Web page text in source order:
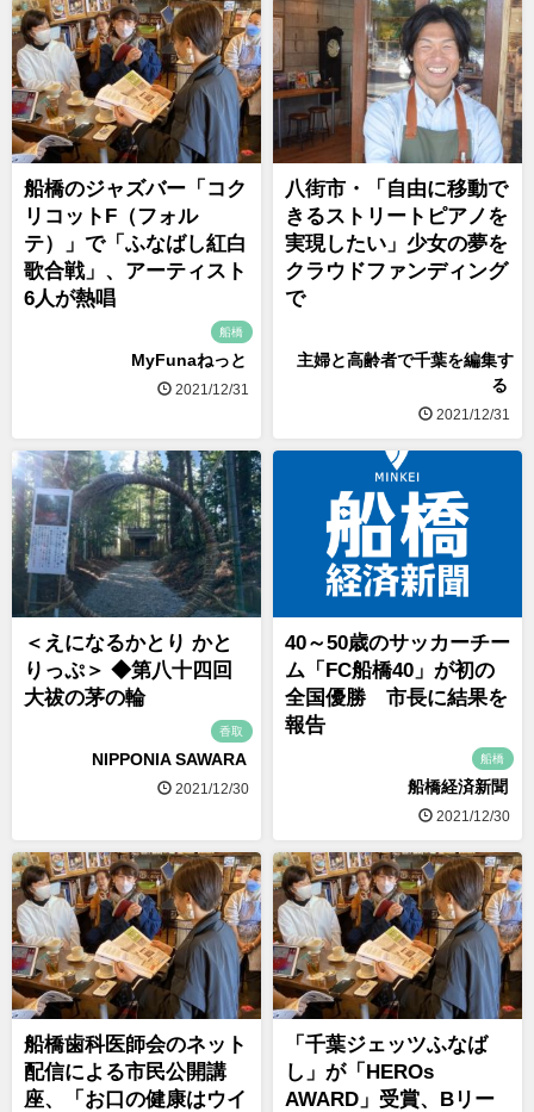
船橋のジャズバー「コク
リコットF（フォル
テ）」で「ふなばし紅白
歌合戦」、アーティスト
6人が熱唱
船橋
MyFunaねっと
2021/12/31
八街市・「自由に移動で
きるストリートピアノを
実現したい」少女の夢を
クラウドファンディング
で
主婦と高齢者で千葉を編集す
る
2021/12/31
＜えになるかとり かと
りっぷ＞ ◆第八十四回
大祓の茅の輪
香取
NIPPONIA SAWARA
2021/12/30
40～50歳のサッカーチー
ム「FC船橋40」が初の
全国優勝 市長に結果を
報告
船橋
船橋経済新聞
2021/12/30
船橋歯科医師会のネット
配信による市民公開講
座、「お口の健康はウイ
「千葉ジェッツふなば
し」が「HEROs
AWARD」受賞、Bリー